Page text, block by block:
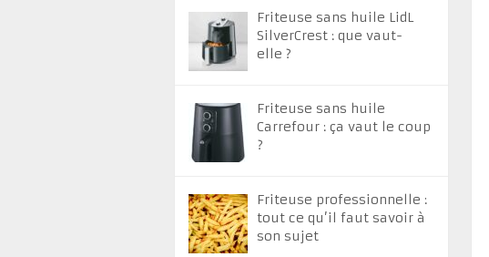
Friteuse sans huile LidL
SilverCrest : que vaut-
elle ?
Friteuse sans huile
Carrefour : ça vaut le coup
?
Friteuse professionnelle :
tout ce qu’il faut savoir à
son sujet